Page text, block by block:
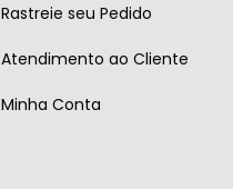
Rastreie seu Pedido
Atendimento ao Cliente
Minha Conta